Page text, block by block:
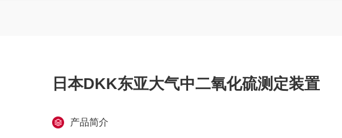
日本DKK东亚大气中二氧化硫测定装置
产品简介